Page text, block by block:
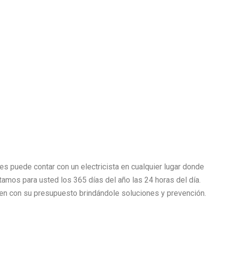
puede contar con un electricista en cualquier lugar donde
para usted los 365 días del año las 24 horas del día.
con su presupuesto brindándole soluciones y prevención.